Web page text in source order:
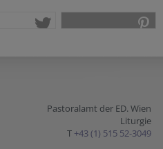
Pastoralamt der ED. Wien
Liturgie
T +43 (1) 515 52-3049